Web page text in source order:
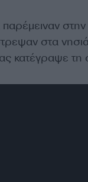
στα
κατέγραψε τη